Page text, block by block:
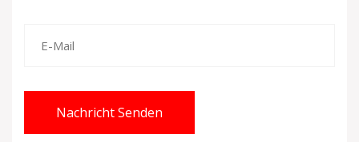
Nachricht Senden